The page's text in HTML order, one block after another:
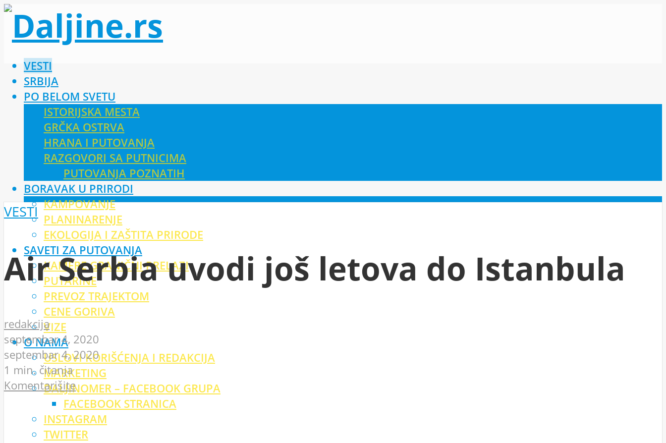
VESTI
SRBIJA
PO BELOM SVETU
ISTORIJSKA MESTA
GRČKA OSTRVA
HRANA I PUTOVANJA
RAZGOVORI SA PUTNICIMA
PUTOVANJA POZNATIH
BORAVAK U PRIRODI
KAMPOVANJE
PLANINARENJE
EKOLOGIJA I ZAŠTITA PRIRODE
SAVETI ZA PUTOVANJA
KAMERE GRANIČNI PRELAZI
PUTARINE
PREVOZ TRAJEKTOM
CENE GORIVA
VIZE
O NAMA
USLOVI KORIŠĆENJA I REDAKCIJA
MARKETING
DALJINOMER – FACEBOOK GRUPA
FACEBOOK STRANICA
INSTAGRAM
TWITTER
VESTI
Air Serbia uvodi još letova do Istanbula
redakcija
septembar 4, 2020
septembar 4, 2020
1 min. čitanja
Komentarišite